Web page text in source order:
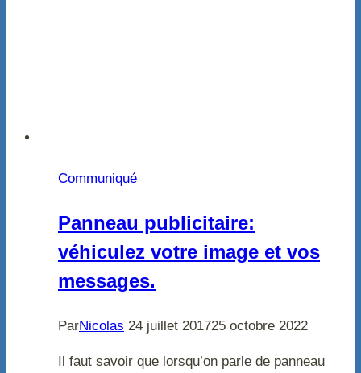
Communiqué
Panneau publicitaire:
véhiculez votre image et vos
messages.
ParNicolas 24 juillet 201725 octobre 2022
Il faut savoir que lorsqu’on parle de panneau